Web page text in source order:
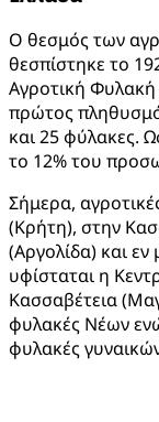
Ο θεσμός των
θεσπίστηκε το
Αγροτική
πρώτος
και 25 φύλακες.
το 12% του
Σήμερα,
(Κρήτη), στην
(Αργολίδα) και
υφίσταται η
Κασσαβέτεια
φυλακές Νέων
φυλακές